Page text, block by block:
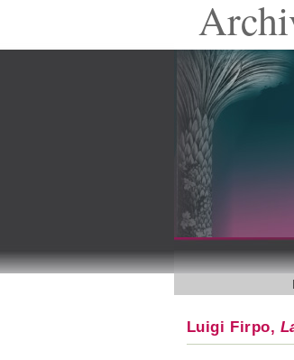
Luigi Firpo,